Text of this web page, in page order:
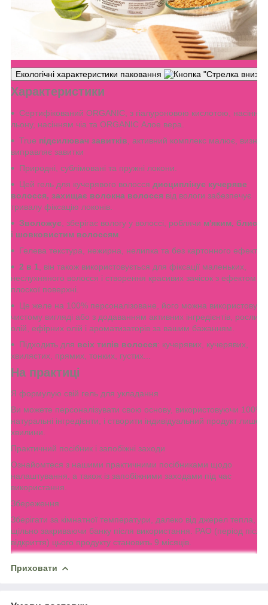
Екологічні характеристики паковання
Характеристики
Сертифікований ORGANIC, з гіалуроновою кислотою,
льону, насінням чіа та ORGANIC Алое вера.
True підсилювач завитків , активний комплекс малює,
виправляє завитки
Природні, сублімовані та пружні локони.
Цей гель для кучерявого волосся дисциплінує кучеряве
волосся, захищає волокна волосся від вологи забезпечує
тривалу фіксацію локонів.
Зволожує , зберігає вологу у волоссі, роблячи м'яким,
і шовковистим волоссям
Гелева текстура, нежирна, нелипка та без картонного ефекту.
2 в 1 , він також використовується для фіксації маленьких,
неслухняного волосся і створення красивих зачісок з ефектом
плоскої поверхні.
Це желе на 100% персоналізоване, його можна
чистому вигляді або з додаванням активних інгредієнтів,
олій, ефірних олій і ароматизаторів за вашим бажанням.
Підходить для всіх типів волосся: кучерявих, кучерявих,
хвилястих, прямих, тонких, густих...
На практиці
Я формулую свій гель для укладання
Ви можете персоналізувати свою основу, використовуючи 100%
натуральні інгредієнти, і створити індивідуальний продукт лише
хвилини.
Практичний посібник і запобіжні заходи
Ознайомтеся з нашими практичними посібниками щодо
налаштування, а також із запобіжними заходами під час
використання.
Збереження
Зберігати за кімнатної температури, далеко від джерел тепла,
щільно закриваючи банку після використання. PAO (період після
відкриття) цього продукту становить 9 місяців.
Приховати